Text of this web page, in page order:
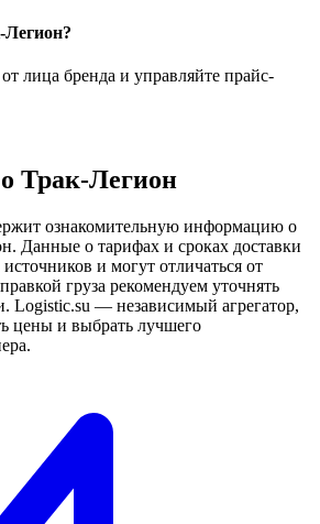
Легион?
лица бренда и управляйте прайс-
Трак-Легион
ознакомительную информацию о
Данные о тарифах и сроках доставки
и могут отличаться от
груза рекомендуем уточнять
Logistic.su — независимый агрегатор,
цены и выбрать лучшего